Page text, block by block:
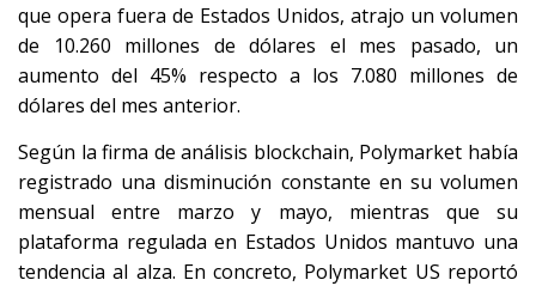
que opera fuera de Estados Unidos, atrajo un volumen
de 10.260 millones de dólares el mes pasado, un
aumento del 45% respecto a los 7.080 millones de
dólares del mes anterior.
Según la firma de análisis blockchain, Polymarket había
registrado una disminución constante en su volumen
mensual entre marzo y mayo, mientras que su
plataforma regulada en Estados Unidos mantuvo una
tendencia al alza. En concreto, Polymarket US reportó